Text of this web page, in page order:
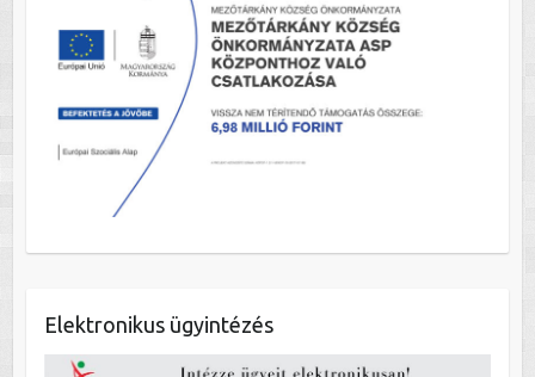
Elektronikus ügyintézés